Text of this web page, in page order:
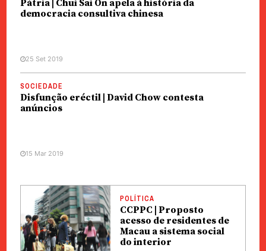
Pátria | Chui Sai On apela à história da
democracia consultiva chinesa
25 Set 2019
SOCIEDADE
Disfunção eréctil | David Chow contesta
anúncios
15 Mar 2019
POLÍTICA
CCPPC | Proposto
acesso de residentes de
Macau a sistema social
do interior